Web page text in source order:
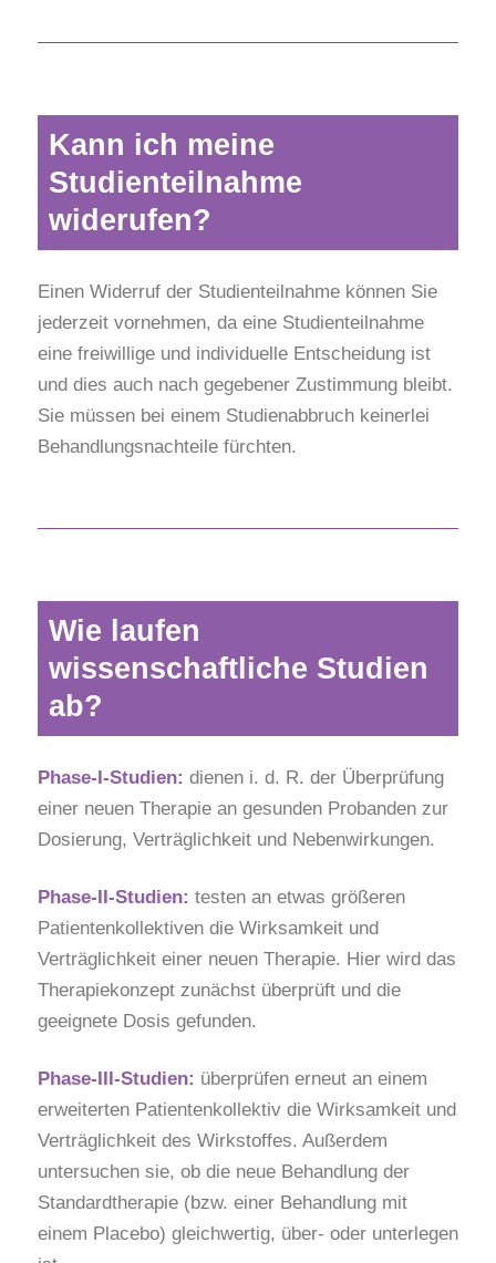
Kann ich meine
Studienteilnahme
widerufen?
Einen Widerruf der Studienteilnahme können Sie
jederzeit vornehmen, da eine Studienteilnahme
eine freiwillige und individuelle Entscheidung ist
und dies auch nach gegebener Zustimmung bleibt.
Sie müssen bei einem Studienabbruch keinerlei
Behandlungsnachteile fürchten.
Wie laufen
wissenschaftliche Studien
ab?
Phase-I-Studien: dienen i. d. R. der Überprüfung
einer neuen Therapie an gesunden Probanden zur
Dosierung, Verträglichkeit und Nebenwirkungen.
Phase-II-Studien: testen an etwas größeren
Patientenkollektiven die Wirksamkeit und
Verträglichkeit einer neuen Therapie. Hier wird das
Therapiekonzept zunächst überprüft und die
geeignete Dosis gefunden.
Phase-III-Studien: überprüfen erneut an einem
erweiterten Patientenkollektiv die Wirksamkeit und
Verträglichkeit des Wirkstoffes. Außerdem
untersuchen sie, ob die neue Behandlung der
Standardtherapie (bzw. einer Behandlung mit
einem Placebo) gleichwertig, über- oder unterlegen